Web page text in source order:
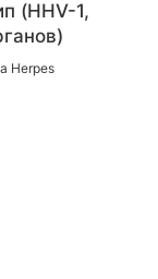
(HHV-1,
Herpes